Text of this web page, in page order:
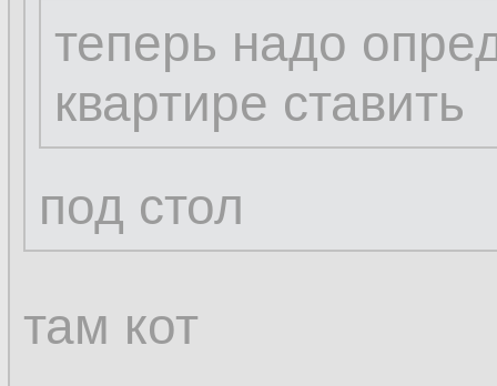
теперь надо
квартире ставить
под стол
там кот